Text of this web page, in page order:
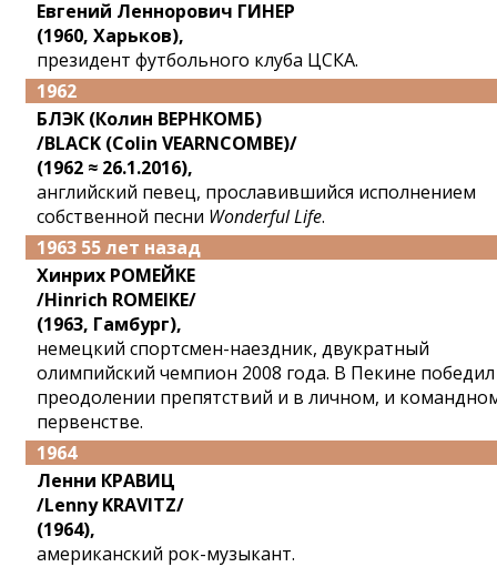
Евгений Леннорович ГИНЕР
(1960, Харьков),
президент футбольного клуба ЦСКА.
1962
БЛЭК (Колин ВЕРНКОМБ)
/BLACK (Colin VEARNCOMBE)/
(1962 ≈ 26.1.2016),
английский певец, прославившийся исполнением
собственной песни Wonderful Life.
1963 55 лет назад
Хинрих РОМЕЙКЕ
/Hinrich ROMEIKE/
(1963, Гамбург),
немецкий спортсмен-наездник, двукратный
олимпийский чемпион 2008 года. В Пекине
преодолении препятствий и в личном, и
первенстве.
1964
Ленни КРАВИЦ
/Lenny KRAVITZ/
(1964),
американский рок-музыкант.